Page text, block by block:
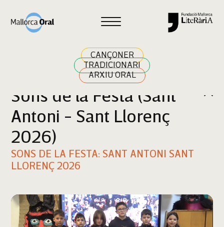
CANÇONER
TRADICIONARI
ARXIU ORAL
Cercar
Sons de la Festa (Sant
Antoni - Sant Llorenç
2026)
SONS DE LA FESTA: SANT ANTONI SANT
LLORENÇ 2026
Reproductor
de
vídeo